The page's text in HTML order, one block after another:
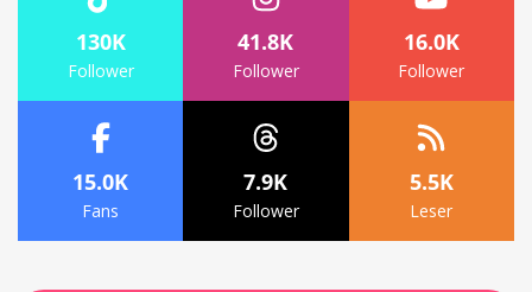
130K
Follower
41.8K
Follower
16.0K
Follower
15.0K
Fans
7.9K
Follower
5.5K
Leser